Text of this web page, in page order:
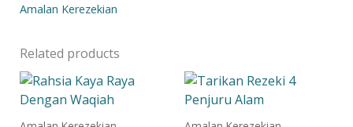
Amalan Kerezekian
Related products